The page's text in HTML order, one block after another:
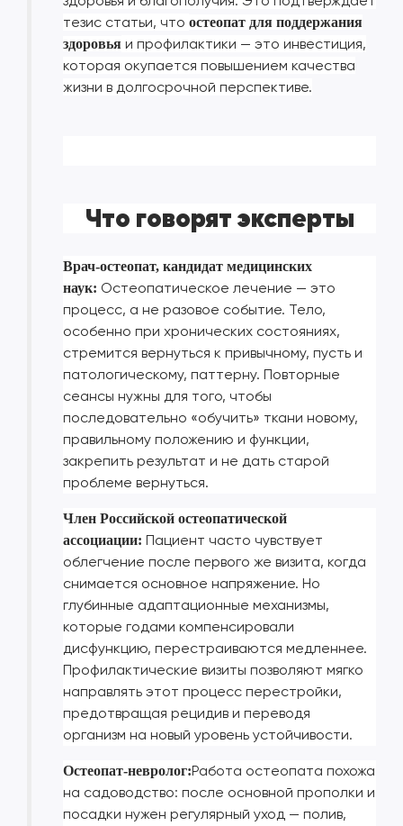
тезис статьи, что остеопат для поддержания
здоровья и профилактики — это инвестиция,
которая окупается повышением качества
жизни в долгосрочной перспективе.
Что говорят эксперты
Врач-остеопат, кандидат медицинских
наук: Остеопатическое лечение — это
процесс, а не разовое событие. Тело,
особенно при хронических состояниях,
стремится вернуться к привычному, пусть и
патологическому, паттерну. Повторные
сеансы нужны для того, чтобы
последовательно «обучить» ткани новому,
правильному положению и функции,
закрепить результат и не дать старой
проблеме вернуться.
Член Российской остеопатической
ассоциации: Пациент часто чувствует
облегчение после первого же визита, когда
снимается основное напряжение. Но
глубинные адаптационные механизмы,
которые годами компенсировали
дисфункцию, перестраиваются медленнее.
Профилактические визиты позволяют мягко
направлять этот процесс перестройки,
предотвращая рецидив и переводя
организм на новый уровень устойчивости.
Остеопат-невролог:Работа остеопата похожа
на садоводство: после основной прополки и
посадки нужен регулярный уход — полив,